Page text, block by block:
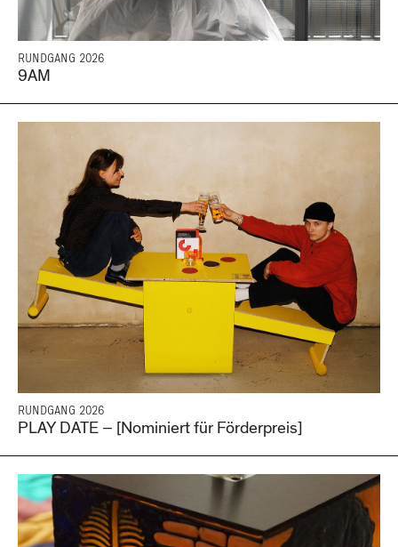
RUNDGANG 2026
9AM
RUNDGANG 2026
PLAY DATE – [Nominiert für Förderpreis]